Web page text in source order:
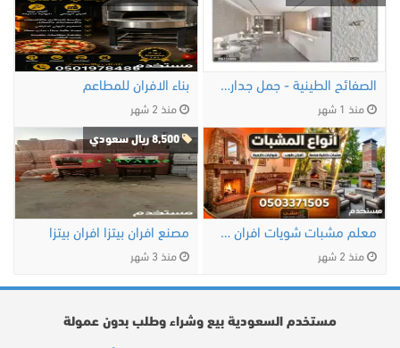
الصفائح الطينية - جمل جدارك
منذ 1 شهر
بناء الافران للمطاعم
منذ 2 شهر
معلم مشبات شويات افران عيش حفر مندي
منذ 2 شهر
8,500 ريال سعودي
مصنع افران بيتزا افران بيتزا
منذ 3 شهر
مستخدم السعودية بيع وشراء وطلب بدون عمولة